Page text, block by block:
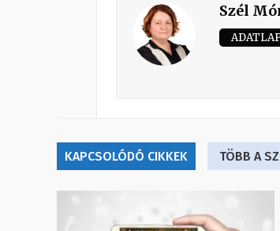
Szél
KAPCSOLÓDÓ CIKKEK TÖBB A